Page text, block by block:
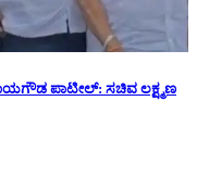
ಪಾಟೀಲ್: ಸಚಿವ ಲಕ್ಷ್ಮಣ